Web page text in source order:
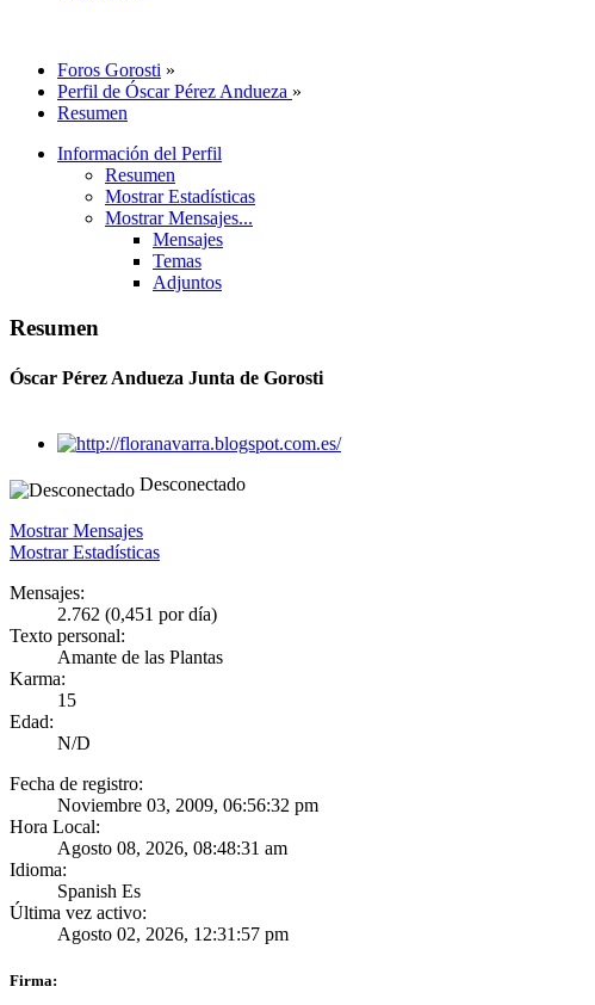
Foros Gorosti »
Perfil de Óscar Pérez Andueza »
Resumen
Información del Perfil
Resumen
Mostrar Estadísticas
Mostrar Mensajes...
Mensajes
Temas
Adjuntos
Resumen
Óscar Pérez Andueza Junta de Gorosti
Desconectado
Mostrar Mensajes
Mostrar Estadísticas
Mensajes:
2.762 (0,451 por día)
Texto personal:
Amante de las Plantas
Karma:
15
Edad:
N/D
Fecha de registro:
Noviembre 03, 2009, 06:56:32 pm
Hora Local:
Agosto 08, 2026, 08:48:31 am
Idioma:
Spanish Es
Última vez activo:
Agosto 02, 2026, 12:31:57 pm
Firma: